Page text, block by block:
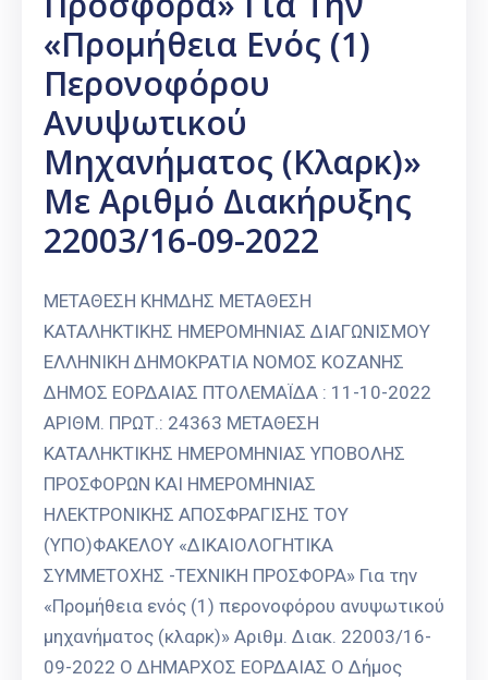
«Προμήθεια Ενός (1)
Περονοφόρου
Ανυψωτικού
Μηχανήματος (κλαρκ)»
Με Αριθμό Διακήρυξης
22003/16-09-2022
ΜΕΤΑΘΕΣΗ ΚΗΜΔΗΣ ΜΕΤΑΘΕΣΗ
ΚΑΤΑΛΗΚΤΙΚΗΣ ΗΜΕΡΟΜΗΝΙΑΣ ΔΙΑΓΩΝΙΣΜΟΥ
ΕΛΛΗΝΙΚΗ ΔΗΜΟΚΡΑΤΙΑ ΝΟΜΟΣ ΚΟΖΑΝΗΣ
ΔΗΜΟΣ ΕΟΡΔΑΙΑΣ ΠΤΟΛΕΜΑΪΔΑ : 11-10-2022
ΑΡΙΘΜ. ΠΡΩΤ.: 24363 ΜΕΤΑΘΕΣΗ
ΚΑΤΑΛΗΚΤΙΚΗΣ ΗΜΕΡΟΜΗΝΙΑΣ ΥΠΟΒΟΛΗΣ
ΠΡΟΣΦΟΡΩΝ ΚΑΙ ΗΜΕΡΟΜΗΝΙΑΣ
ΗΛΕΚΤΡΟΝΙΚΗΣ ΑΠΟΣΦΡΑΓΙΣΗΣ ΤΟΥ
(ΥΠΟ)ΦΑΚΕΛΟΥ «ΔΙΚΑΙΟΛΟΓΗΤΙΚΑ
ΣΥΜΜΕΤΟΧΗΣ -ΤΕΧΝΙΚΗ ΠΡΟΣΦΟΡΑ» Για την
«Προμήθεια ενός (1) περονοφόρου ανυψωτικού
μηχανήματος (κλαρκ)» Αριθμ. Διακ. 22003/16-
09-2022 Ο ΔΗΜΑΡΧΟΣ ΕΟΡΔΑΙΑΣ Ο Δήμος